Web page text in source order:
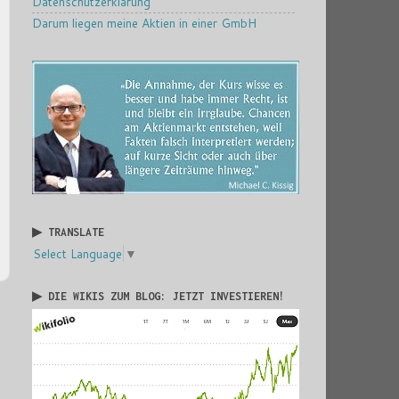
Darum liegen meine Aktien in einer GmbH
▶ TRANSLATE
Select Language ▼
▶ DIE WIKIS ZUM BLOG: JETZT INVESTIEREN!